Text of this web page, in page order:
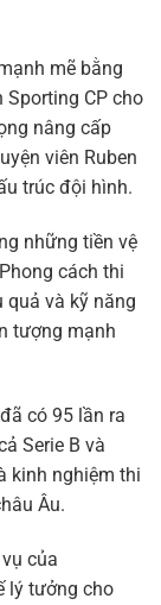
mẽ bằng
CP cho
nâng cấp
viên Ruben
trúc đội hình.
những tiền vệ
cách thi
quả và kỹ năng
tượng mạnh
có 95 lần ra
Serie B và
kinh nghiệm thi
Âu.
của
lý tưởng cho